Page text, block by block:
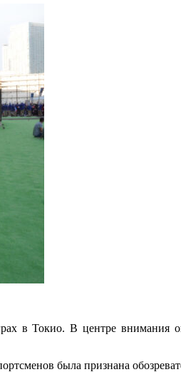
в Токио. В центре внимания
была признана